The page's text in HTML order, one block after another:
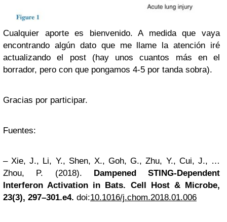
Cualquier aporte es bienvenido. A medida que vaya
encontrando algún dato que me llame la atención iré
actualizando el post (hay unos cuantos más en el
borrador, pero con que pongamos 4-5 por tanda sobra).
Gracias por participar.
Fuentes:
– Xie, J., Li, Y., Shen, X., Goh, G., Zhu, Y., Cui, J., …
Zhou, P. (2018). Dampened STING-Dependent
Interferon Activation in Bats. Cell Host & Microbe,
23(3), 297–301.e4. doi:10.1016/j.chom.2018.01.006